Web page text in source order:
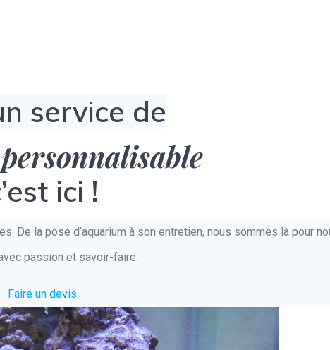
service de
ici !
la pose d’aquarium à son entretien, nous sommes là pour
passion et savoir-faire.
Faire un devis